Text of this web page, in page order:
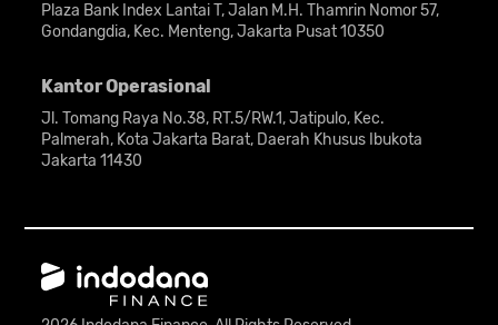
Plaza Bank Index Lantai T, Jalan M.H. Thamrin Nomor 57,
Gondangdia, Kec. Menteng, Jakarta Pusat 10350
Kantor Operasional
Jl. Tomang Raya No.38, RT.5/RW.1, Jatipulo, Kec.
Palmerah, Kota Jakarta Barat, Daerah Khusus Ibukota
Jakarta 11430